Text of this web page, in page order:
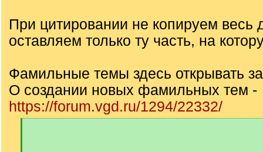
При цитировании не копируем весь
оставляем только ту часть, на
Фамильные темы здесь открывать
О создании новых фамильных тем -
https://forum.vgd.ru/1294/22332/